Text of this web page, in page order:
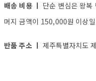
배송 비용 ㅣ 단순 변심은 왕
머지 금액이 150,000원 이상
반품 주소 ㅣ제주특별자치도